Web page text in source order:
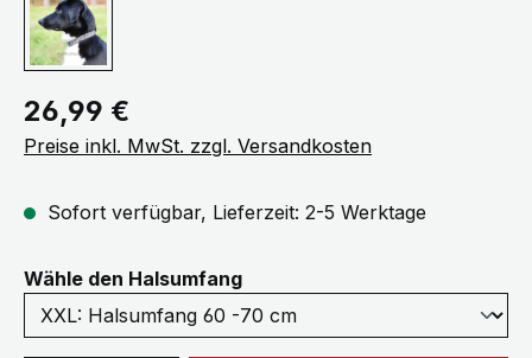
Regulärer Preis:
26,99 €
Preise inkl. MwSt. zzgl. Versandkosten
Sofort verfügbar, Lieferzeit: 2-5 Werktage
Wähle den Halsumfangauswählen